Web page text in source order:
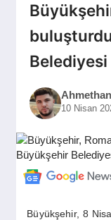
EĞITIM
Belediyesi
Ahmethan
10 Nisan
Büyükşehir, 8